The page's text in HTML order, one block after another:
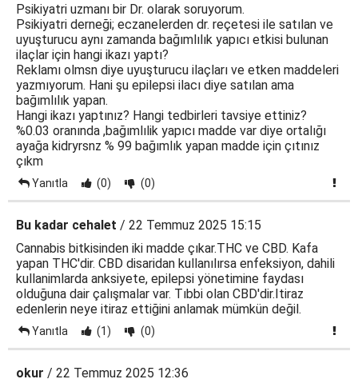
Psikiyatri uzmanı bir Dr. olarak soruyorum.
Psikiyatri derneği; eczanelerden dr. reçetesi ile satılan ve
uyuşturucu aynı zamanda bağımlılık yapıcı etkisi bulunan
ilaçlar için hangi ikazı yaptı?
Reklamı olmsn diye uyuşturucu ilaçları ve etken maddeleri
yazmıyorum. Hani şu epilepsi ilacı diye satılan ama
bağımlılık yapan.
Hangi ikazı yaptınız? Hangi tedbirleri tavsiye ettiniz?
%0.03 oranında ,bağımlılik yapıcı madde var diye ortalığı
ayağa kidryrsnz % 99 bağımlık yapan madde için çıtınız
çıkm
Yanıtla (0) (0)
Bu kadar cehalet / 22 Temmuz 2025 15:15
Cannabis bitkisinden iki madde çıkar.THC ve CBD. Kafa
yapan THC'dir. CBD disaridan kullanılırsa enfeksiyon, dahili
kullanimlarda anksiyete, epilepsi yönetimine faydası
olduğuna dair çalışmalar var. Tıbbi olan CBD'dir.Itiraz
edenlerin neye itiraz ettiğini anlamak mümkün değil.
Yanıtla (1) (0)
okur / 22 Temmuz 2025 12:36